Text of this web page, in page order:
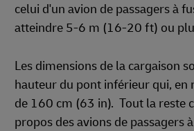
celui d'un avion de passagers à
atteindre 5-6 m (16-20 ft) ou
Les dimensions de la cargaison
hauteur du pont inférieur qui, en
de 160 cm (63 in). Tout la reste
propos des avions de passagers